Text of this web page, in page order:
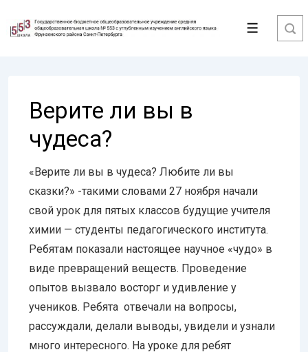
Перейти
Меню
Верите ли вы в
чудеса?
«Верите ли вы в чудеса? Любите ли вы
сказки?» -такими словами 27 ноября начали
свой урок для пятых классов будущие учителя
химии — студенты педагогического института.
Ребятам показали настоящее научное «чудо» в
виде превращений веществ. Проведение
опытов вызвало восторг и удивление у
учеников. Ребята отвечали на вопросы,
рассуждали, делали выводы, увидели и узнали
много интересного. На уроке для ребят